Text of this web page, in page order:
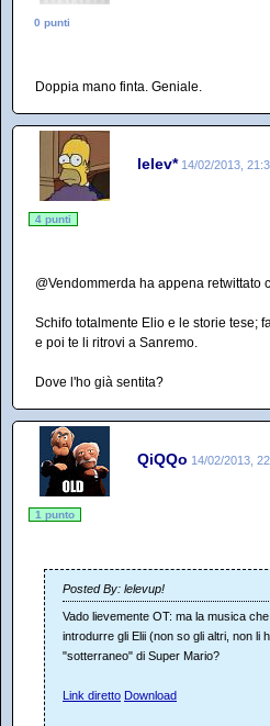
0 punti
Doppia mano finta. Geniale.
lelev* 14/02/2013,
4 punti
@Vendommerda ha appena retwittato
Schifo totalmente Elio e le storie tese;
e poi te li ritrovi a Sanremo.
Dove l'ho già sentita?
QiQQo 14/02/2013,
1 punto
Posted By: lelevup!
Vado lievemente OT: ma la musica
introdurre gli Elii (non so gli altri, non li
"sotterraneo" di Super Mario?
Link diretto Download